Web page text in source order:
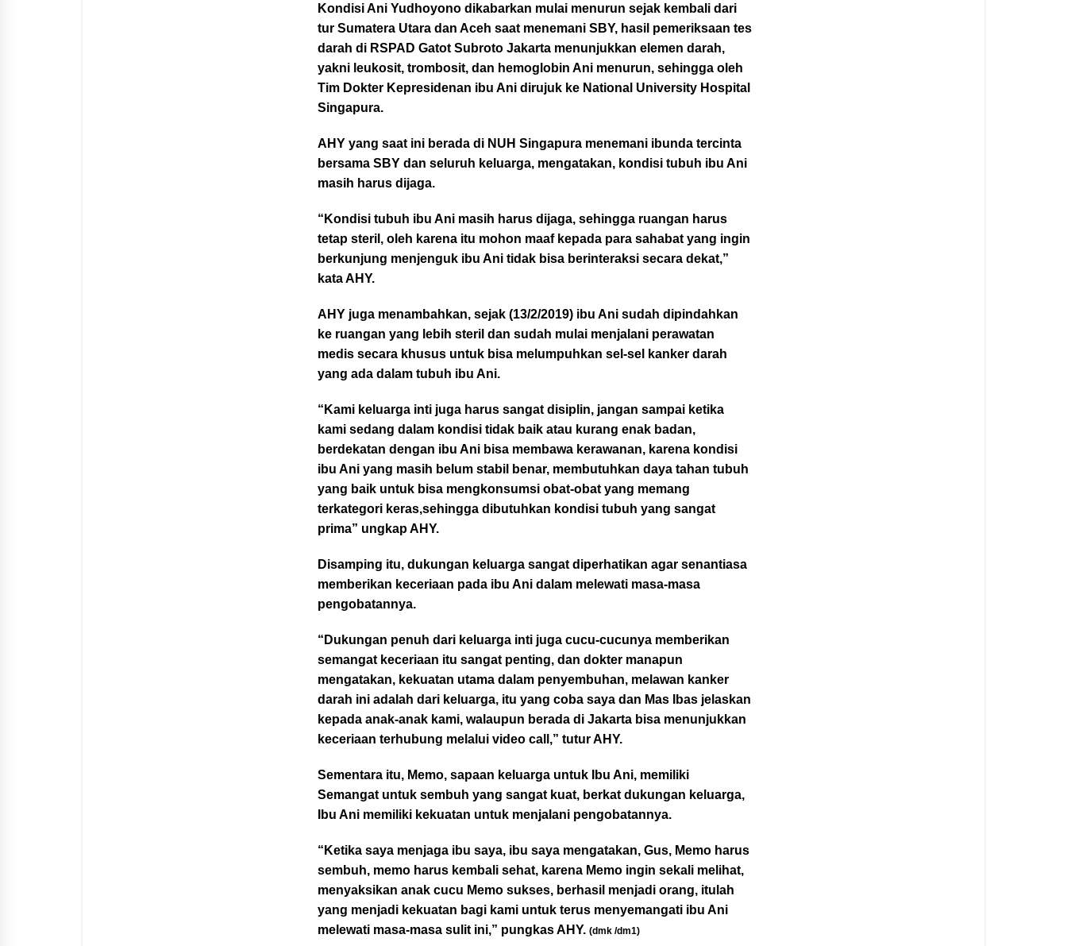
Kondisi Ani Yudhoyono dikabarkan mulai menurun sejak kembali dari
tur Sumatera Utara dan Aceh saat menemani SBY, hasil pemeriksaan tes
darah di RSPAD Gatot Subroto Jakarta menunjukkan elemen darah,
yakni leukosit, trombosit, dan hemoglobin Ani menurun, sehingga oleh
Tim Dokter Kepresidenan ibu Ani dirujuk ke National University Hospital
Singapura.
AHY yang saat ini berada di NUH Singapura menemani ibunda tercinta
bersama SBY dan seluruh keluarga, mengatakan, kondisi tubuh ibu Ani
masih harus dijaga.
“Kondisi tubuh ibu Ani masih harus dijaga, sehingga ruangan harus
tetap steril, oleh karena itu mohon maaf kepada para sahabat yang ingin
berkunjung menjenguk ibu Ani tidak bisa berinteraksi secara dekat,”
kata AHY.
AHY juga menambahkan, sejak (13/2/2019) ibu Ani sudah dipindahkan
ke ruangan yang lebih steril dan sudah mulai menjalani perawatan
medis secara khusus untuk bisa melumpuhkan sel-sel kanker darah
yang ada dalam tubuh ibu Ani.
“Kami keluarga inti juga harus sangat disiplin, jangan sampai ketika
kami sedang dalam kondisi tidak baik atau kurang enak badan,
berdekatan dengan ibu Ani bisa membawa kerawanan, karena kondisi
ibu Ani yang masih belum stabil benar, membutuhkan daya tahan tubuh
yang baik untuk bisa mengkonsumsi obat-obat yang memang
terkategori keras,sehingga dibutuhkan kondisi tubuh yang sangat
prima” ungkap AHY.
Disamping itu, dukungan keluarga sangat diperhatikan agar senantiasa
memberikan keceriaan pada ibu Ani dalam melewati masa-masa
pengobatannya.
“Dukungan penuh dari keluarga inti juga cucu-cucunya memberikan
semangat keceriaan itu sangat penting, dan dokter manapun
mengatakan, kekuatan utama dalam penyembuhan, melawan kanker
darah ini adalah dari keluarga, itu yang coba saya dan Mas Ibas jelaskan
kepada anak-anak kami, walaupun berada di Jakarta bisa menunjukkan
keceriaan terhubung melalui video call,” tutur AHY.
Sementara itu, Memo, sapaan keluarga untuk Ibu Ani, memiliki
Semangat untuk sembuh yang sangat kuat, berkat dukungan keluarga,
Ibu Ani memiliki kekuatan untuk menjalani pengobatannya.
“Ketika saya menjaga ibu saya, ibu saya mengatakan, Gus, Memo harus
sembuh, memo harus kembali sehat, karena Memo ingin sekali melihat,
menyaksikan anak cucu Memo sukses, berhasil menjadi orang, itulah
yang menjadi kekuatan bagi kami untuk terus menyemangati ibu Ani
melewati masa-masa sulit ini,” pungkas AHY.(dmk /dm1)